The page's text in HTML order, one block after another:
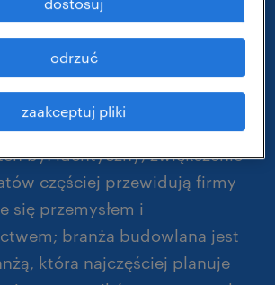
pozytywnych ocen własnej
finansowej przedsiębiorstw
planuje
półrocza – przed rokiem
był identyczny; zwiększenie
częściej przewidują firmy
się przemysłem i
branża budowlana jest
która najczęściej planuje
zaakceptuj pliki
odrzuć